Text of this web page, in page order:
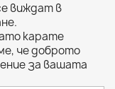
виждат в
карате
че доброто
за вашата